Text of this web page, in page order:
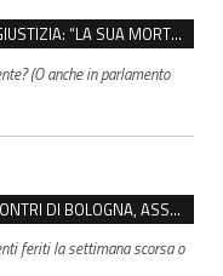
LA MOGLIE E LA ZIA DI FAKIR CHIEDONO GIUSTIZIA: “LA SUA MORTE CRIMINE CONTRO L’UMANITÀ”
(O anche in parlamento
MINACCE ONLINE A LEPORE DOPO GLI SCONTRI DI BOLOGNA, ASSEGNATA LA SCORTA AL SINDACO
feriti la settimana scorsa o